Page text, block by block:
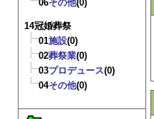
06その他(0)
14冠婚葬祭
01施設(0)
02葬祭業(0)
03プロデュース(0)
04その他(0)